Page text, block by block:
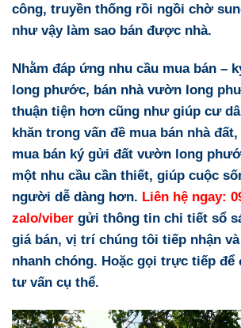
công, truyền thống rồi ngồi chờ
như vậy làm sao bán được nhà.
Nhằm đáp ứng nhu cầu mua bán –
long phước, bán nhà vườn long
thuận tiện hơn cũng như giúp cư
khăn trong vấn đề mua bán nhà
mua bán ký gửi đất vườn long
một nhu cầu cần thiết, giúp cuộc
người dễ dàng hơn. Liên hệ ngay:
zalo/viber gửi thông tin chi tiết sổ
giá bán, vị trí chúng tôi tiếp nhận
nhanh chóng. Hoặc gọi trực tiếp
tư vấn cụ thể.